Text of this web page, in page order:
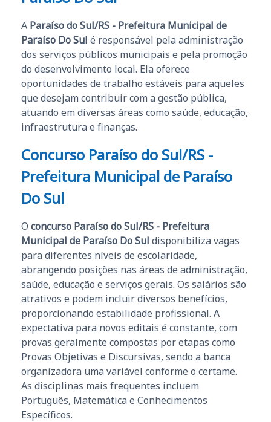
A Paraíso do Sul/RS - Prefeitura Municipal de
Paraíso Do Sul é responsável pela administração
dos serviços públicos municipais e pela promoção
do desenvolvimento local. Ela oferece
oportunidades de trabalho estáveis para aqueles
que desejam contribuir com a gestão pública,
atuando em diversas áreas como saúde, educação,
infraestrutura e finanças.
Concurso Paraíso do Sul/RS -
Prefeitura Municipal de Paraíso
Do Sul
O concurso Paraíso do Sul/RS - Prefeitura
Municipal de Paraíso Do Sul disponibiliza vagas
para diferentes níveis de escolaridade,
abrangendo posições nas áreas de administração,
saúde, educação e serviços gerais. Os salários são
atrativos e podem incluir diversos benefícios,
proporcionando estabilidade profissional. A
expectativa para novos editais é constante, com
provas geralmente compostas por etapas como
Provas Objetivas e Discursivas, sendo a banca
organizadora uma variável conforme o certame.
As disciplinas mais frequentes incluem
Português, Matemática e Conhecimentos
Específicos.